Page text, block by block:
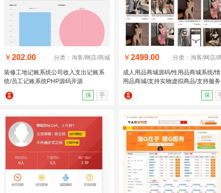
￥202.00 分类：淘客/网店/商城
装修工地记账系统公司收入支出记账系
统/员工记账系统PHP源码开源
保
手
￥2499.00 分类：淘客/网店/
成人用品商城源码/性用品商城系统/
用品商城/支持实物虚拟商品/支持服
对接
保